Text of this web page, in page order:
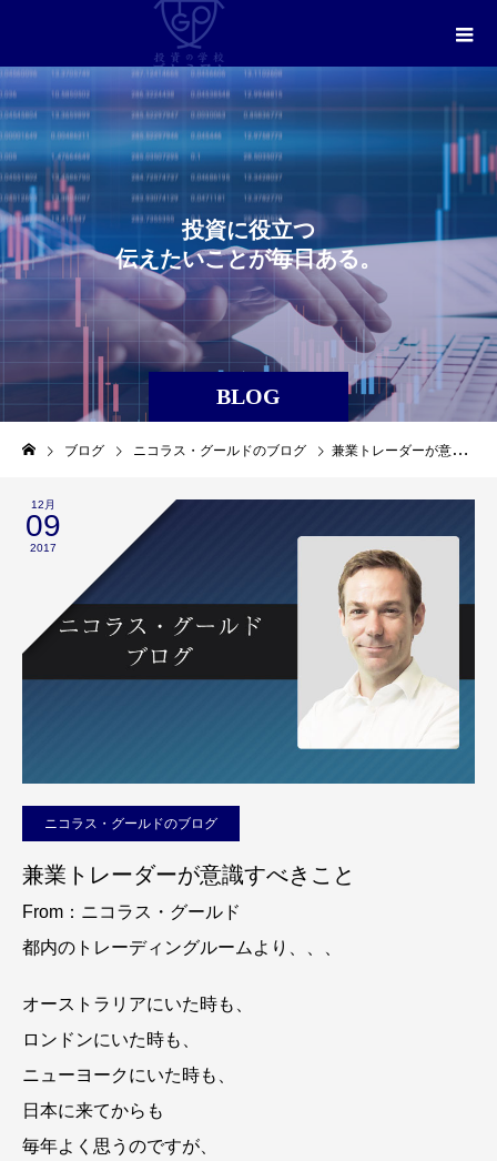
BLOG
投資に役立つ
伝え たいことが毎日ある。
ブログ ニコラス・グールドのブログ 兼業トレーダーが意識すべきこと
12月
09
2017
ニコラス・グールドのブログ
兼業トレーダーが意識すべきこと
From：ニコラス・グールド
都内のトレーディングルームより、、、
オーストラリアにいた時も、
ロンドンにいた時も、
ニューヨークにいた時も、
日本に来てからも
毎年よく思うのですが、